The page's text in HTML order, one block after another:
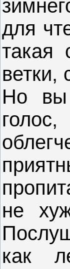
для
такая
ветки,
Но вы
не
как